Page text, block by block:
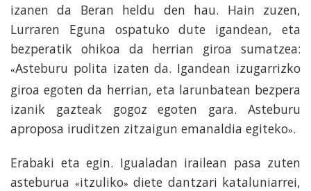
izanen da Beran heldu den hau. Hain zuzen,
Lurraren Eguna ospatuko dute igandean, eta
bezperatik ohikoa da herrian giroa sumatzea:
«Asteburu polita izaten da. Igandean izugarrizko
giroa egoten da herrian, eta larunbatean bezpera
izanik gazteak gogoz egoten gara. Asteburu
aproposa iruditzen zitzaigun emanaldia egiteko».
Erabaki eta egin. Igualadan irailean pasa zuten
asteburua «itzuliko» diete dantzari kataluniarrei,